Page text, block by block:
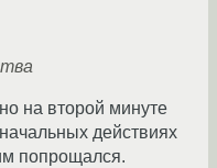
на второй минуте
действиях
попрощался.